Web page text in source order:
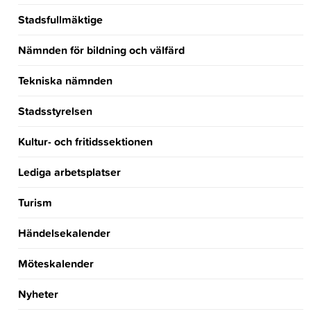
Stadsfullmäktige
Nämnden för bildning och välfärd
Tekniska nämnden
Stadsstyrelsen
Kultur- och fritidssektionen
Lediga arbetsplatser
Turism
Händelsekalender
Möteskalender
Nyheter